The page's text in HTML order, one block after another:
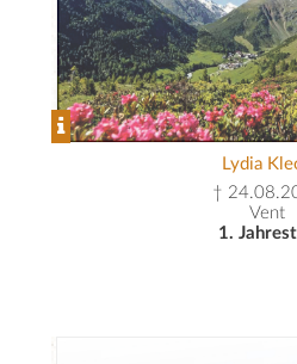
Lydia
†
Vent
1.